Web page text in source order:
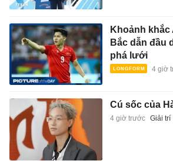
Khoảnh
Bắc dẫn đầu
phá lưới
4 giờ
Cú sốc của
4 giờ trước Giải trí